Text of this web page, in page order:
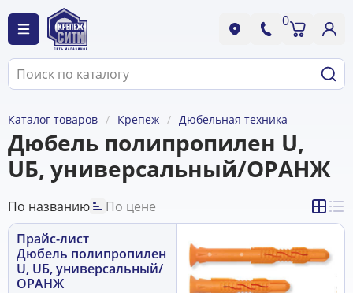
0
Каталог товаров Крепеж Дюбельная техника
Дюбель полипропилен U,
UБ, универсальный/ОРАНЖ
По названию
По цене
Прайс-лист
Дюбель полипропилен
U, UБ, универсальный/
ОРАНЖ